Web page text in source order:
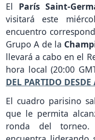
El París Saint-
visitará este
encuentro
Grupo A de la
llevará a cabo en el
hora local (20:00
DEL PARTIDO
El cuadro parisino
que le permita
ronda del torneo.